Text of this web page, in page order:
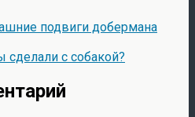
подвиги добермана
сделали с собакой?